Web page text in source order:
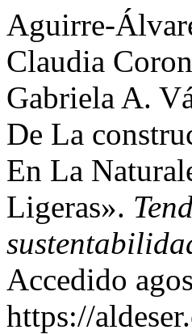
Aguirre-
Claudia
Gabriela A.
De La
En La
Ligeras».
Accedido
https://